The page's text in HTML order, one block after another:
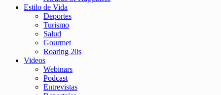
Estilo de Vida
Deportes
Turismo
Salud
Gourmet
Roaring 20s
Videos
Webinars
Podcast
Entrevistas